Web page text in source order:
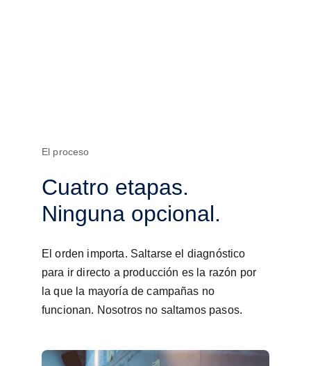
El proceso
Cuatro etapas.
Ninguna opcional.
El orden importa. Saltarse el diagnóstico
para ir directo a producción es la razón por
la que la mayoría de campañas no
funcionan. Nosotros no saltamos pasos.